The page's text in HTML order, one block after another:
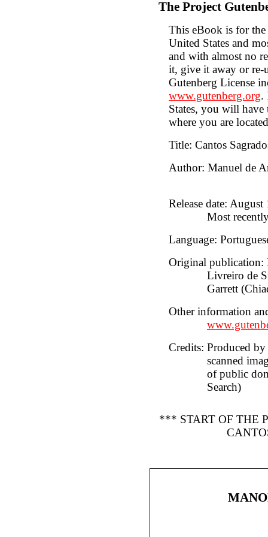
The Project
This eBook is for
United States and
and with almost no
it, give it away or re-
Gutenberg License
www.gutenberg.org.
States, you will
where you are
Title: Cantos
Author: Manuel de
Release date: August
Most
Language:
Original publication:
Livreiro de
Garrett
Other information
Credits: Produced
scanned
of public
Search)
*** START OF THE